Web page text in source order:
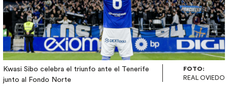
Kwasi Sibo celebra el triunfo ante el Tenerife
junto al Fondo Norte
FOTO:
REAL OVIEDO